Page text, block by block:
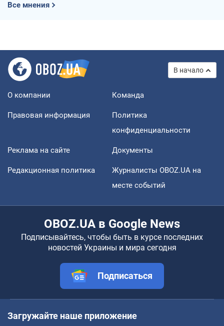
Все мнения
В начало
О компании Команда
Правовая информация
Политика
конфиденциальности
Реклама на сайте Документы
Редакционная политика
Журналисты OBOZ.UA на
месте событий
OBOZ.UA в Google News
Подписывайтесь, чтобы быть в курсе последних
новостей Украины и мира сегодня
Подписаться
Загружайте наше приложение